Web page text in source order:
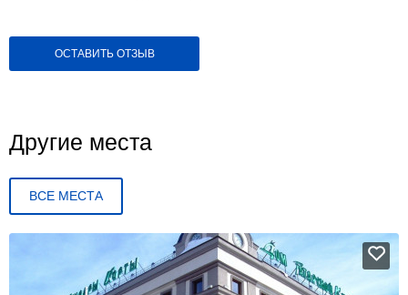
ОСТАВИТЬ ОТЗЫВ
Другие места
ВСЕ МЕСТА